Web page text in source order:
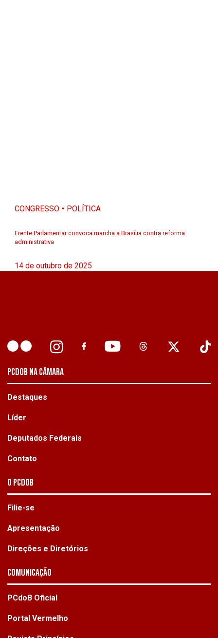
CONGRESSO POLÍTICA
Frente Parlamentar convoca marcha a Brasília contra reforma
administrativa
14 de outubro de 2025
PCDOB NA CÂMARA
Destaques
Líder
Deputados Federais
Contato
O PCdoB
Filie-se
Apresentação
Direções e Diretórios
Comunicação
PCdoB Oficial
Portal Vermelho